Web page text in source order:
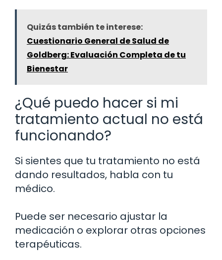
Quizás también te interese:
Cuestionario General de Salud de
Goldberg: Evaluación Completa de tu
Bienestar
¿Qué puedo hacer si mi
tratamiento actual no está
funcionando?
Si sientes que tu tratamiento no está
dando resultados, habla con tu
médico.
Puede ser necesario ajustar la
medicación o explorar otras opciones
terapéuticas.